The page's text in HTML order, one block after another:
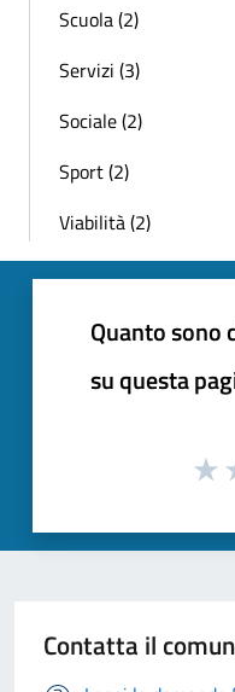
Scuola (2)
Servizi (3)
Sociale (2)
Sport (2)
Viabilità (2)
Quanto sono
su questa
Contatta il